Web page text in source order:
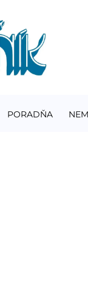
PORADŇA